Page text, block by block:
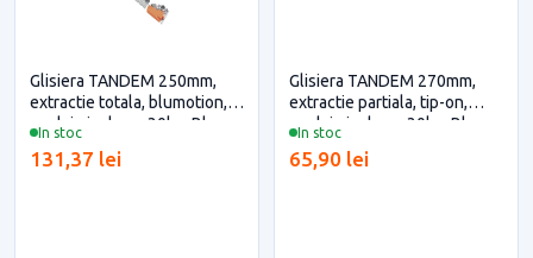
In stoc
Glisiera TANDEM 250mm,
extractie totala, blumotion,
cuplaje incluse, 30kg, Blum
eficiente
131,37 lei
In stoc
Glisiera TANDEM 270mm,
extractie partiala, tip-on,
cuplaje incluse, 30kg, Blum
eficiente
65,90 lei